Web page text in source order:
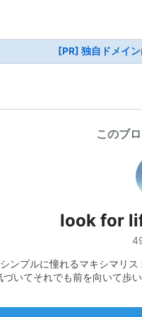
[PR] 独自ドメイ
このブ
look for
ンプルに憧れるマキシマリ
づいてそれでも前を向いて歩